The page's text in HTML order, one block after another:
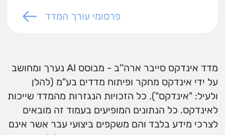
פרסומי עורך המדד
מדד אינדקס סייבר ארה''ב - מבוסס AI נערך ומחושב
על ידי אינדקס מחקר ופיתוח מדדים בע"מ (להלן
ולעיל: "אינדקס"). כל הזכויות הנגזרות מהמדד שייכות
לאינדקס. כל הנתונים המופיעים בעמוד זה מובאים
לצרכי מידע בלבד והם משקפים ביצועי עבר אשר אינם